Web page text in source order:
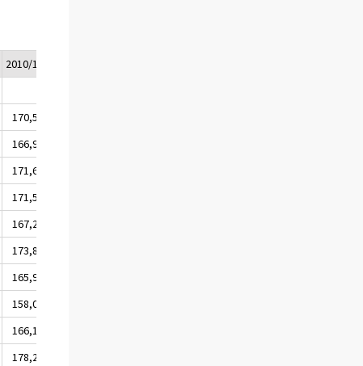
2010/1
170,5
166,9
171,6
171,5
167,2
173,8
165,9
158,0
166,1
178,2